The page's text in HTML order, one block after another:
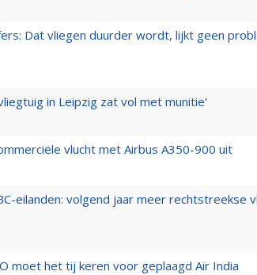
Dat vliegen duurder wordt, lijkt geen
in Leipzig zat vol met munitie'
vlucht met Airbus A350-900 uit
eilanden: volgend jaar meer rechtstreekse
moet het tij keren voor geplaagd Air India